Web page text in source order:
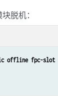
脱机：
offline fpc-slot